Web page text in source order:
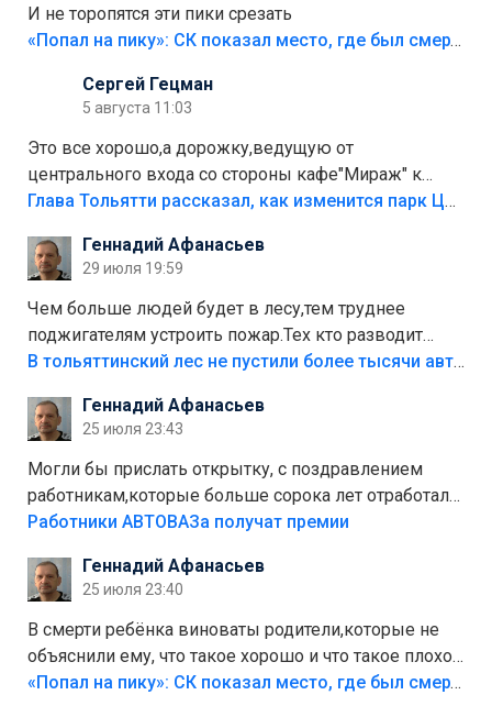
И не торопятся эти пики срезать
«Попал на пику»: СК показал место, где был смертельно травмирован ребенок в Тольятти
Сергей Гецман
5 августа 11:03
Это все хорошо,а дорожку,ведущую от
центрального входа со стороны кафе"Мираж" к
аттракционам слабо доделать?А то бордюры
лежала в парке и испортилась.Да еще,видимо,часть
украли.
Глава Тольятти рассказал, как изменится парк Центрального района
Геннадий Афанасьев
29 июля 19:59
Чем больше людей будет в лесу,тем труднее
поджигателям устроить пожар.Тех кто разводит
костры,тех надо безбожно штрафовать.Камер полно
Штрафы мизерные.
В тольяттинский лес не пустили более тысячи автомобилей
Геннадий Афанасьев
25 июля 23:43
Могли бы прислать открытку, с поздравлением
работникам,которые больше сорока лет отработали
на предприятии.
Работники АВТОВАЗа получат премии
Геннадий Афанасьев
25 июля 23:40
В смерти ребёнка виноваты родители,которые не
объяснили ему, что такое хорошо и что такое плохо!
Лезть через такой забор,верх безумия,есть же
«Попал на пику»: СК показал место, где был смертельно травмирован ребенок в Тольятти